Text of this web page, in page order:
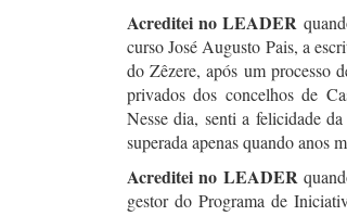
Acreditei no LEADER
curso José Augusto Pais, a
do Zêzere, após um processo
privados dos concelhos de
Nesse dia, senti a felicidade
superada apenas quando anos
Acreditei no LEADER
gestor do Programa de